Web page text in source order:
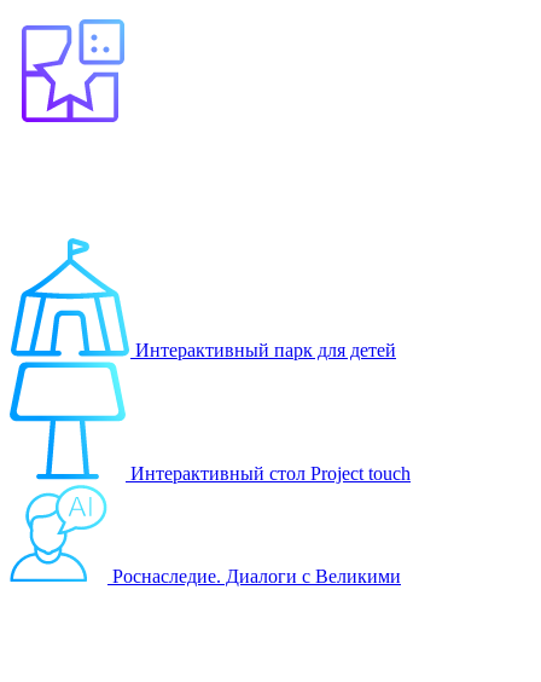
Интерактивный парк для детей
Интерактивный стол Project touch
Роснаследие. Диалоги с Великими